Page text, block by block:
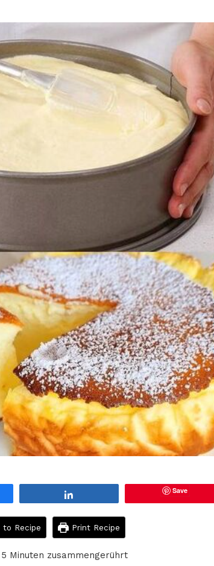
Save
to Recipe Print Recipe
Minuten zusammengerührt